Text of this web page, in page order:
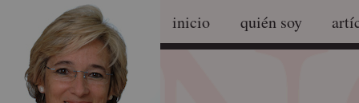
inicio quién soy